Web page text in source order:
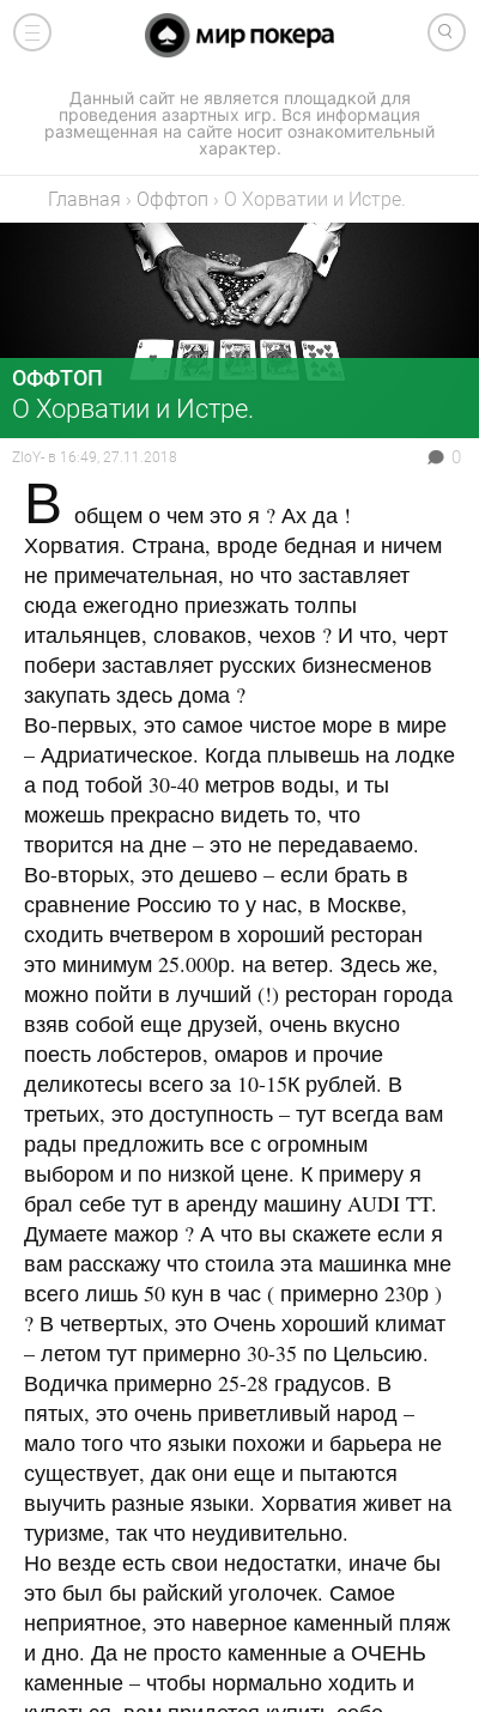
Данный сайт не является площадкой для
проведения азартных игр. Вся информация
размещенная на сайте носит ознакомительный
характер.
Главная › Оффтоп › О Хорватии и Истре.
ОФФТОП
О Хорватии и Истре.
ZloY- в 16:49, 27.11.2018 0
В общем о чем это я ? Ах да !
Хорватия. Страна, вроде бедная и ничем
не примечательная, но что заставляет
сюда ежегодно приезжать толпы
итальянцев, словаков, чехов ? И что, черт
побери заставляет русских бизнесменов
закупать здесь дома ?
Во-первых, это самое чистое море в мире
– Адриатическое. Когда плывешь на лодке
а под тобой 30-40 метров воды, и ты
можешь прекрасно видеть то, что
творится на дне – это не передаваемо.
Во-вторых, это дешево – если брать в
сравнение Россию то у нас, в Москве,
сходить вчетвером в хороший ресторан
это минимум 25.000р. на ветер. Здесь же,
можно пойти в лучший (!) ресторан города
взяв собой еще друзей, очень вкусно
поесть лобстеров, омаров и прочие
деликотесы всего за 10-15К рублей. В
третьих, это доступность – тут всегда вам
рады предложить все с огромным
выбором и по низкой цене. К примеру я
брал себе тут в аренду машину AUDI TT.
Думаете мажор ? А что вы скажете если я
вам расскажу что стоила эта машинка мне
всего лишь 50 кун в час ( примерно 230р )
? В четвертых, это Очень хороший климат
– летом тут примерно 30-35 по Цельсию.
Водичка примерно 25-28 градусов. В
пятых, это очень приветливый народ –
мало того что языки похожи и барьера не
существует, дак они еще и пытаются
выучить разные языки. Хорватия живет на
туризме, так что неудивительно.
Но везде есть свои недостатки, иначе бы
это был бы райский уголочек. Самое
неприятное, это наверное каменный пляж
и дно. Да не просто каменные а ОЧЕНЬ
каменные – чтобы нормально ходить и